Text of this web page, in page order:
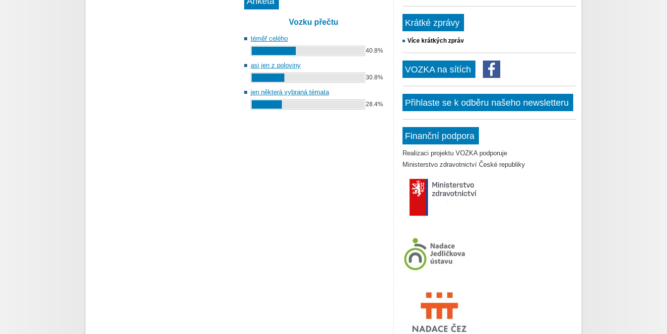
Vozku přečtu
téměř celého
40.8%
asi jen z poloviny
30.8%
jen některá vybraná témata
28.4%
Krátké zprávy
Více krátkých zpráv
VOZKA na sítích
Přihlaste se k odběru našeho newsletteru
Finanční podpora
Realizaci projektu VOZKA podporuje
Ministerstvo zdravotnictví České republiky